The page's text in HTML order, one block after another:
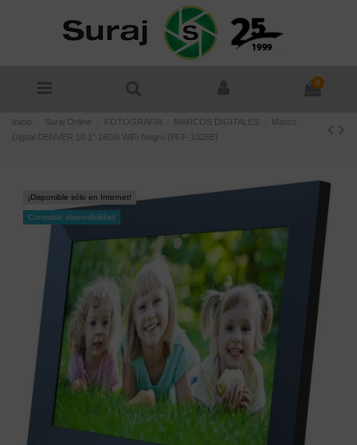
0
Inicio Suraj Online FOTOGRAFIA MARCOS DIGITALES
Marco
Digital DENVER 10.1" 16Gb WiFi Negro (PFF-1026B)
¡Disponible sólo en Internet!
Consultar disponibilidad